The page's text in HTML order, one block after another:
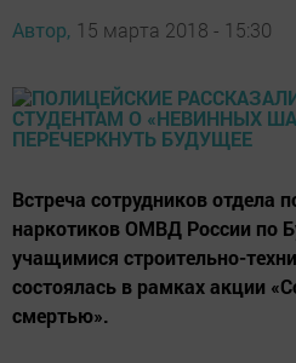
Автор, 15 марта 2018 - 15:30
Встреча сотрудников отдела
наркотиков ОМВД России по
учащимися строительно-
состоялась в рамках акции
смертью».